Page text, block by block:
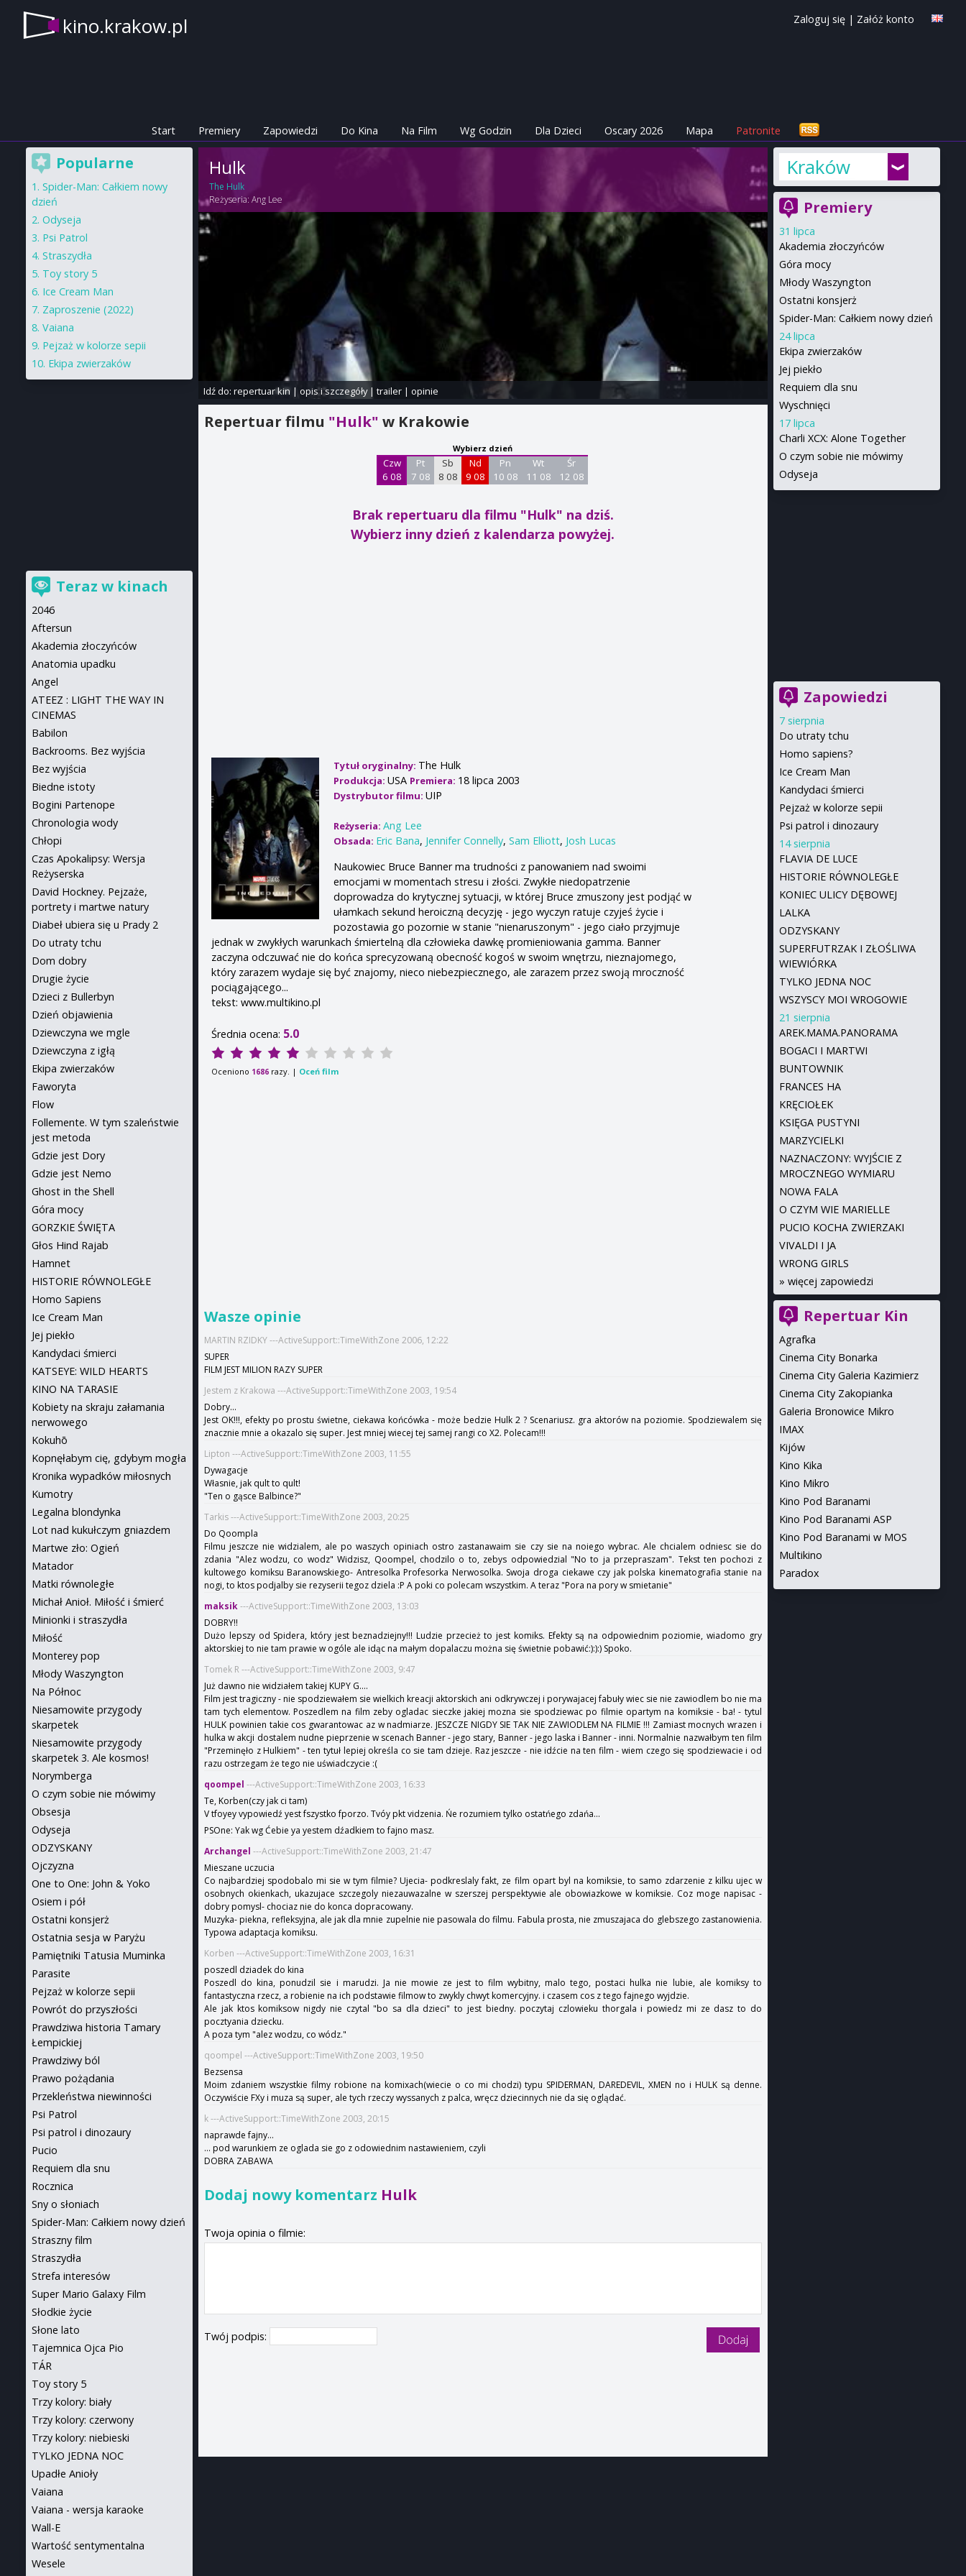
kino.krakow.pl Zaloguj się | Załóż konto
Start Premiery Zapowiedzi Do Kina Na Film Wg Godzin Dla Dzieci Oscary 2026 Mapa Patronite
Hulk
The Hulk
Reżyseria:Ang Lee
Idź do: repertuar kin | opis i szczegóły| trailer| opinie
Repertuar filmu "Hulk"w Krakowie
Wybierz dzień
Czw
6 08
Pt
7 08
Sb
8 08
Nd
9 08
Pn
10 08
Wt
11 08
Śr
12 08
Brak repertuaru dla filmu "Hulk" na dziś.
Wybierz inny dzień z kalendarza powyżej.
Tytuł oryginalny: The Hulk
Produkcja:USA Premiera: 18 lipca 2003
Dystrybutor filmu:UIP
Reżyseria:Ang Lee
Obsada: Eric Bana, Jennifer Connelly,Sam Elliott, Josh Lucas
Naukowiec Bruce Banner ma trudności z panowaniem nad swoimi
emocjami w momentach stresu i złości. Zwykłe niedopatrzenie
doprowadza do krytycznej sytuacji, w której Bruce zmuszony jest podjąć w
ułamkach sekund heroiczną decyzję - jego wyczyn ratuje czyjeś życie i
pozostawia go pozornie w stanie "nienaruszonym" - jego ciało przyjmuje
jednak w zwykłych warunkach śmiertelną dla człowieka dawkę promieniowania gamma. Banner
zaczyna odczuwać nie do końca sprecyzowaną obecność kogoś w swoim wnętrzu, nieznajomego,
który zarazem wydaje się być znajomy, nieco niebezpiecznego, ale zarazem przez swoją mroczność
pociągającego...
tekst: www.multikino.pl
Średnia ocena: 5.0
Oceniono 1686 razy. | Oceń film
Wasze opinie
MARTIN RZIDKY ---ActiveSupport::TimeWithZone 2006, 12:22
SUPER
FILM JEST MILION RAZY SUPER
Jestem z Krakowa ---ActiveSupport::TimeWithZone 2003, 19:54
Dobry...
Jest OK!!!, efekty po prostu świetne, ciekawa końcówka - może bedzie Hulk 2 ? Scenariusz. gra aktorów na poziomie. Spodziewalem się
znacznie mnie a okazalo się super. Jest mniej wiecej tej samej rangi co X2. Polecam!!!
Lipton ---ActiveSupport::TimeWithZone 2003, 11:55
Dywagacje
Własnie, jak qult to qult!
"Ten o gąsce Balbince?"
Tarkis ---ActiveSupport::TimeWithZone 2003, 20:25
Do Qoompla
Filmu jeszcze nie widzialem, ale po waszych opiniach ostro zastanawaim sie czy sie na noiego wybrac. Ale chcialem odniesc sie do
zdania "Alez wodzu, co wodz" Widzisz, Qoompel, chodzilo o to, zebys odpowiedzial "No to ja przepraszam". Tekst ten pochozi z
kultowego komiksu Baranowskiego- Antresolka Profesorka Nerwosolka. Swoja droga ciekawe czy jak polska kinematografia stanie na
nogi, to ktos podjalby sie rezyserii tegoz dziela :P A poki co polecam wszystkim. A teraz "Pora na pory w smietanie"
maksik---ActiveSupport::TimeWithZone 2003, 13:03
DOBRY!!
Dużo lepszy od Spidera, który jest beznadziejny!!! Ludzie przecież to jest komiks. Efekty są na odpowiednim poziomie, wiadomo gry
aktorskiej to nie tam prawie w ogóle ale idąc na małym dopalaczu można się świetnie pobawić:):):) Spoko.
Tomek R ---ActiveSupport::TimeWithZone 2003, 9:47
Już dawno nie widziałem takiej KUPY G....
Film jest tragiczny - nie spodziewałem sie wielkich kreacji aktorskich ani odkrywczej i porywajacej fabuły wiec sie nie zawiodlem bo nie ma
tam tych elementow. Poszedlem na film zeby ogladac sieczke jakiej mozna sie spodziewac po filmie opartym na komiksie - ba! - tytul
HULK powinien takie cos gwarantowac az w nadmiarze. JESZCZE NIGDY SIE TAK NIE ZAWIODLEM NA FILMIE !!! Zamiast mocnych wrazen i
hulka w akcji dostalem nudne pieprzenie w scenach Banner - jego stary, Banner - jego laska i Banner - inni. Normalnie nazwałbym ten film
"Przeminęło z Hulkiem" - ten tytuł lepiej określa co sie tam dzieje. Raz jeszcze - nie idźcie na ten film - wiem czego się spodziewacie i od
razu ostrzegam że tego nie uświadczycie :(
qoompel ---ActiveSupport::TimeWithZone 2003, 16:33
Te, Korben(czy jak ci tam)
V tfoyey vypowiedź yest fszystko fporzo. Tvóy pkt vidzenia. Ńe rozumiem tylko ostatńego zdańa...
PSOne: Yak wg Ćebie ya yestem dźadkiem to fajno masz.
Archangel ---ActiveSupport::TimeWithZone 2003, 21:47
Mieszane uczucia
Co najbardziej spodobalo mi sie w tym filmie? Ujecia- podkreslaly fakt, ze film opart byl na komiksie, to samo zdarzenie z kilku ujec w
osobnych okienkach, ukazujace szczegoly niezauwazalne w szerszej perspektywie ale obowiazkowe w komiksie. Coz moge napisac -
dobry pomysl- chociaz nie do konca dopracowany.
Muzyka- piekna, refleksyjna, ale jak dla mnie zupelnie nie pasowala do filmu. Fabula prosta, nie zmuszajaca do glebszego zastanowienia.
Typowa adaptacja komiksu.
Korben ---ActiveSupport::TimeWithZone 2003, 16:31
poszedl dziadek do kina
Poszedl do kina, ponudzil sie i marudzi. Ja nie mowie ze jest to film wybitny, malo tego, postaci hulka nie lubie, ale komiksy to
fantastyczna rzecz, a robienie na ich podstawie filmow to zwykly chwyt komercyjny. i czasem cos z tego fajnego wyjdzie.
Ale jak ktos komiksow nigdy nie czytal "bo sa dla dzieci" to jest biedny. poczytaj czlowieku thorgala i powiedz mi ze dasz to do
pocztyania dziecku.
A poza tym "alez wodzu, co wódz."
qoompel ---ActiveSupport::TimeWithZone 2003, 19:50
Bezsensa
Moim zdaniem wszystkie filmy robione na komixach(wiecie o co mi chodzi) typu SPIDERMAN, DAREDEVIL, XMEN no i HULK są denne.
Oczywiście FXy i muza są super, ale tych rzeczy wyssanych z palca, wręcz dziecinnych nie da się oglądać.
k ---ActiveSupport::TimeWithZone 2003, 20:15
naprawde fajny...
... pod warunkiem ze oglada sie go z odowiednim nastawieniem, czyli
DOBRA ZABAWA
Dodaj nowy komentarz Hulk
Twoja opinia o filmie:
Twój podpis:
Kraków
Premiery
31 lipca
Akademia złoczyńców
Góra mocy
Młody Waszyngton
Ostatni konsjerż
Spider-Man: Całkiem nowy dzień
24 lipca
Ekipa zwierzaków
Jej piekło
Requiem dla snu
Wyschnięci
17 lipca
Charli XCX: Alone Together
O czym sobie nie mówimy
Odyseja
Zapowiedzi
7 sierpnia
Do utraty tchu
Homo sapiens?
Ice Cream Man
Kandydaci śmierci
Pejzaż w kolorze sepii
Psi patrol i dinozaury
14 sierpnia
FLAVIA DE LUCE
HISTORIE RÓWNOLEGŁE
KONIEC ULICY DĘBOWEJ
LALKA
ODZYSKANY
SUPERFUTRZAK I ZŁOŚLIWA
WIEWIÓRKA
TYLKO JEDNA NOC
WSZYSCY MOI WROGOWIE
21 sierpnia
AREK.MAMA.PANORAMA
BOGACI I MARTWI
BUNTOWNIK
FRANCES HA
KRĘCIOŁEK
KSIĘGA PUSTYNI
MARZYCIELKI
NAZNACZONY: WYJŚCIE Z
MROCZNEGO WYMIARU
NOWA FALA
O CZYM WIE MARIELLE
PUCIO KOCHA ZWIERZAKI
VIVALDI I JA
WRONG GIRLS
» więcej zapowiedzi
Repertuar Kin
Agrafka
Cinema City Bonarka
Cinema City Galeria Kazimierz
Cinema City Zakopianka
Galeria Bronowice Mikro
IMAX
Kijów
Kino Kika
Kino Mikro
Kino Pod Baranami
Kino Pod Baranami ASP
Kino Pod Baranami w MOS
Multikino
Paradox
Popularne
Spider-Man: Całkiem nowy
dzień
Odyseja
Psi Patrol
Straszydła
Toy story 5
Ice Cream Man
Zaproszenie (2022)
Vaiana
Pejzaż w kolorze sepii
Ekipa zwierzaków
Teraz w kinach
2046
Aftersun
Akademia złoczyńców
Anatomia upadku
Angel
ATEEZ : LIGHT THE WAY IN
CINEMAS
Babilon
Backrooms. Bez wyjścia
Bez wyjścia
Biedne istoty
Bogini Partenope
Chronologia wody
Chłopi
Czas Apokalipsy: Wersja
Reżyserska
David Hockney. Pejzaże,
portrety i martwe natury
Diabeł ubiera się u Prady 2
Do utraty tchu
Dom dobry
Drugie życie
Dzieci z Bullerbyn
Dzień objawienia
Dziewczyna we mgle
Dziewczyna z igłą
Ekipa zwierzaków
Faworyta
Flow
Follemente. W tym szaleństwie
jest metoda
Gdzie jest Dory
Gdzie jest Nemo
Ghost in the Shell
Góra mocy
GORZKIE ŚWIĘTA
Głos Hind Rajab
Hamnet
HISTORIE RÓWNOLEGŁE
Homo Sapiens
Ice Cream Man
Jej piekło
Kandydaci śmierci
KATSEYE: WILD HEARTS
KINO NA TARASIE
Kobiety na skraju załamania
nerwowego
Kokuhō
Kopnęłabym cię, gdybym mogła
Kronika wypadków miłosnych
Kumotry
Legalna blondynka
Lot nad kukułczym gniazdem
Martwe zło: Ogień
Matador
Matki równoległe
Michał Anioł. Miłość i śmierć
Minionki i straszydła
Miłość
Monterey pop
Młody Waszyngton
Na Północ
Niesamowite przygody
skarpetek
Niesamowite przygody
skarpetek 3. Ale kosmos!
Norymberga
O czym sobie nie mówimy
Obsesja
Odyseja
ODZYSKANY
Ojczyzna
One to One: John & Yoko
Osiem i pół
Ostatni konsjerż
Ostatnia sesja w Paryżu
Pamiętniki Tatusia Muminka
Parasite
Pejzaż w kolorze sepii
Powrót do przyszłości
Prawdziwa historia Tamary
Łempickiej
Prawdziwy ból
Prawo pożądania
Przekleństwa niewinności
Psi Patrol
Psi patrol i dinozaury
Pucio
Requiem dla snu
Rocznica
Sny o słoniach
Spider-Man: Całkiem nowy dzień
Straszny film
Straszydła
Strefa interesów
Super Mario Galaxy Film
Słodkie życie
Słone lato
Tajemnica Ojca Pio
TÁR
Toy story 5
Trzy kolory: biały
Trzy kolory: czerwony
Trzy kolory: niebieski
TYLKO JEDNA NOC
Upadłe Anioły
Vaiana
Vaiana - wersja karaoke
Wall-E
Wartość sentymentalna
Wesele